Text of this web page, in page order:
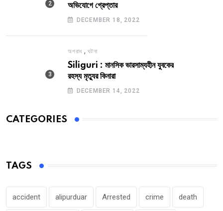
অভিযোগে গ্রেপ্তার
DECEMBER 18, 2022
অপরাধ ,ঘটনা
Siliguri : মানসিক ভারসাম্যহীন যুবকের
রহস্য মৃত্যুর কিনারা
DECEMBER 14, 2022
CATEGORIES
TAGS
accident alipurduar Arrested crime death